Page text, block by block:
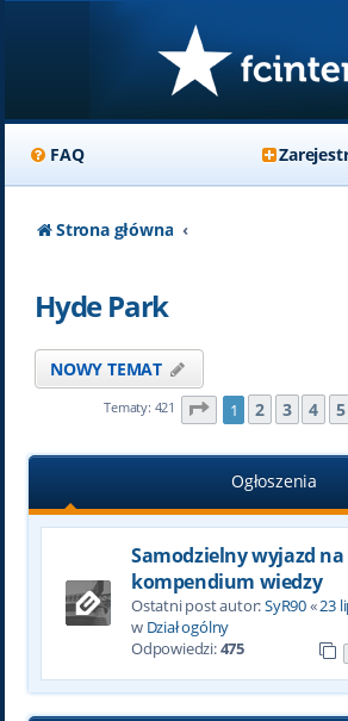
FAQ
Strona główna
Hyde Park
NOWY TEMAT
Tematy: 421 Strona z 17
1 2 3 4 5
Ogłoszenia
Samodzielny wyjazd na
kompendium wiedzy
Ostatni post autor:SyR90«23
w Dział ogólny
Odpowiedzi:475